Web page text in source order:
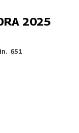
2025
651